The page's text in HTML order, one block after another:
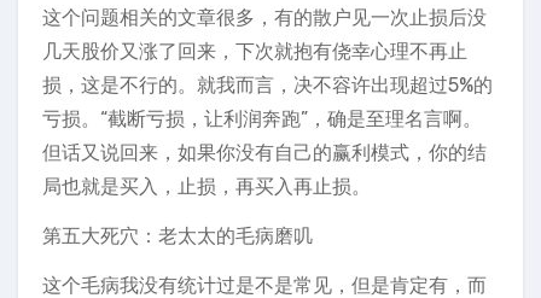
这个问题相关的文章很多，有的散户见一次止损后没
几天股价又涨了回来，下次就抱有侥幸心理不再止
损，这是不行的。就我而言，决不容许出现超过5%的
亏损。“截断亏损，让利润奔跑”，确是至理名言啊。
但话又说回来，如果你没有自己的赢利模式，你的结
局也就是买入，止损，再买入再止损。
第五大死穴：老太太的毛病磨叽
这个毛病我没有统计过是不是常见，但是肯定有，而